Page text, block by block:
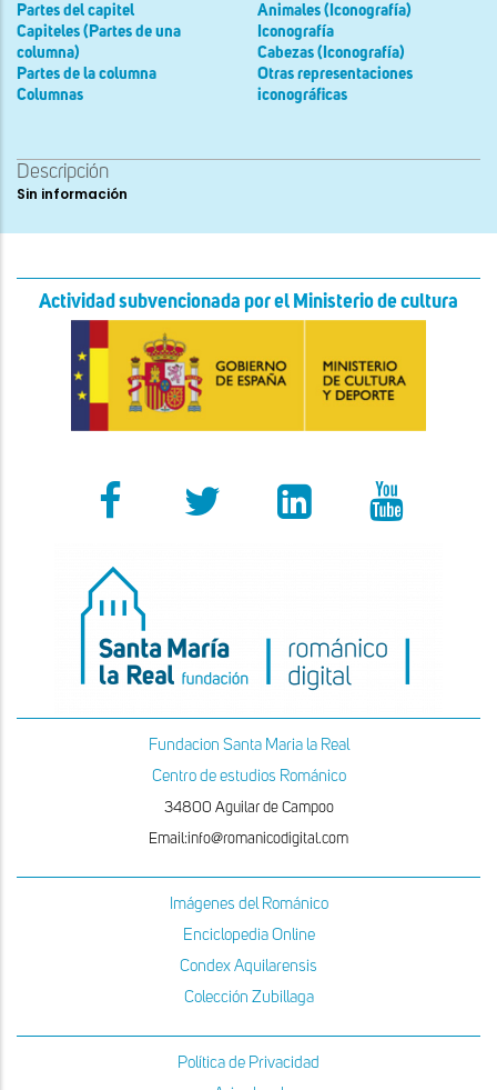
Partes del capitel
Capiteles (Partes de una
columna)
Partes de la columna
Columnas
Animales (Iconografía)
Iconografía
Cabezas (Iconografía)
Otras representaciones
iconográficas
Descripción
Sin información
Actividad subvencionada por el Ministerio de cultura
Fundacion Santa Maria la Real
Centro de estudios Románico
34800 Aguilar de Campoo
Email:info@romanicodigital.com
Imágenes del Románico
Enciclopedia Online
Condex Aquilarensis
Colección Zubillaga
Política de Privacidad